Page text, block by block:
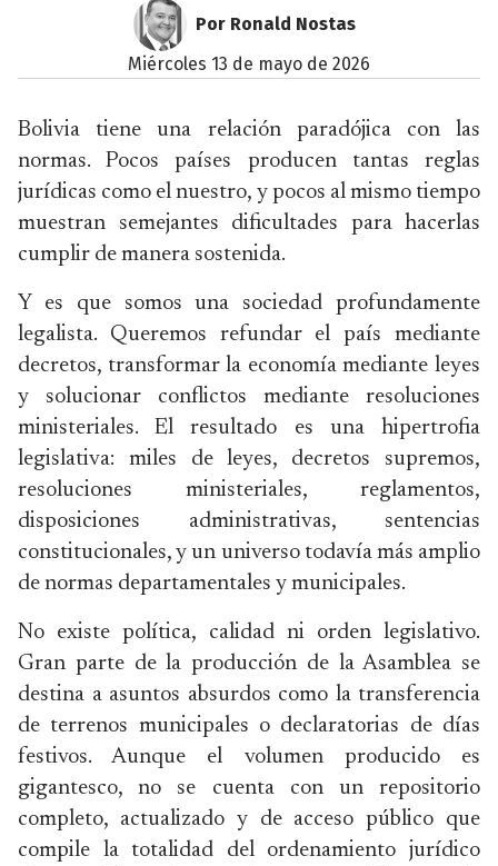
Por Ronald Nostas
miércoles 13 de mayo de 2026
Bolivia tiene una relación paradójica con las
normas. Pocos países producen tantas reglas
jurídicas como el nuestro, y pocos al mismo tiempo
muestran semejantes dificultades para hacerlas
cumplir de manera sostenida.
Y es que somos una sociedad profundamente
legalista. Queremos refundar el país mediante
decretos, transformar la economía mediante leyes
y solucionar conflictos mediante resoluciones
ministeriales. El resultado es una hipertrofia
legislativa: miles de leyes, decretos supremos,
resoluciones ministeriales, reglamentos,
disposiciones administrativas, sentencias
constitucionales, y un universo todavía más amplio
de normas departamentales y municipales.
No existe política, calidad ni orden legislativo.
Gran parte de la producción de la Asamblea se
destina a asuntos absurdos como la transferencia
de terrenos municipales o declaratorias de días
festivos. Aunque el volumen producido es
gigantesco, no se cuenta con un repositorio
completo, actualizado y de acceso público que
compile la totalidad del ordenamiento jurídico